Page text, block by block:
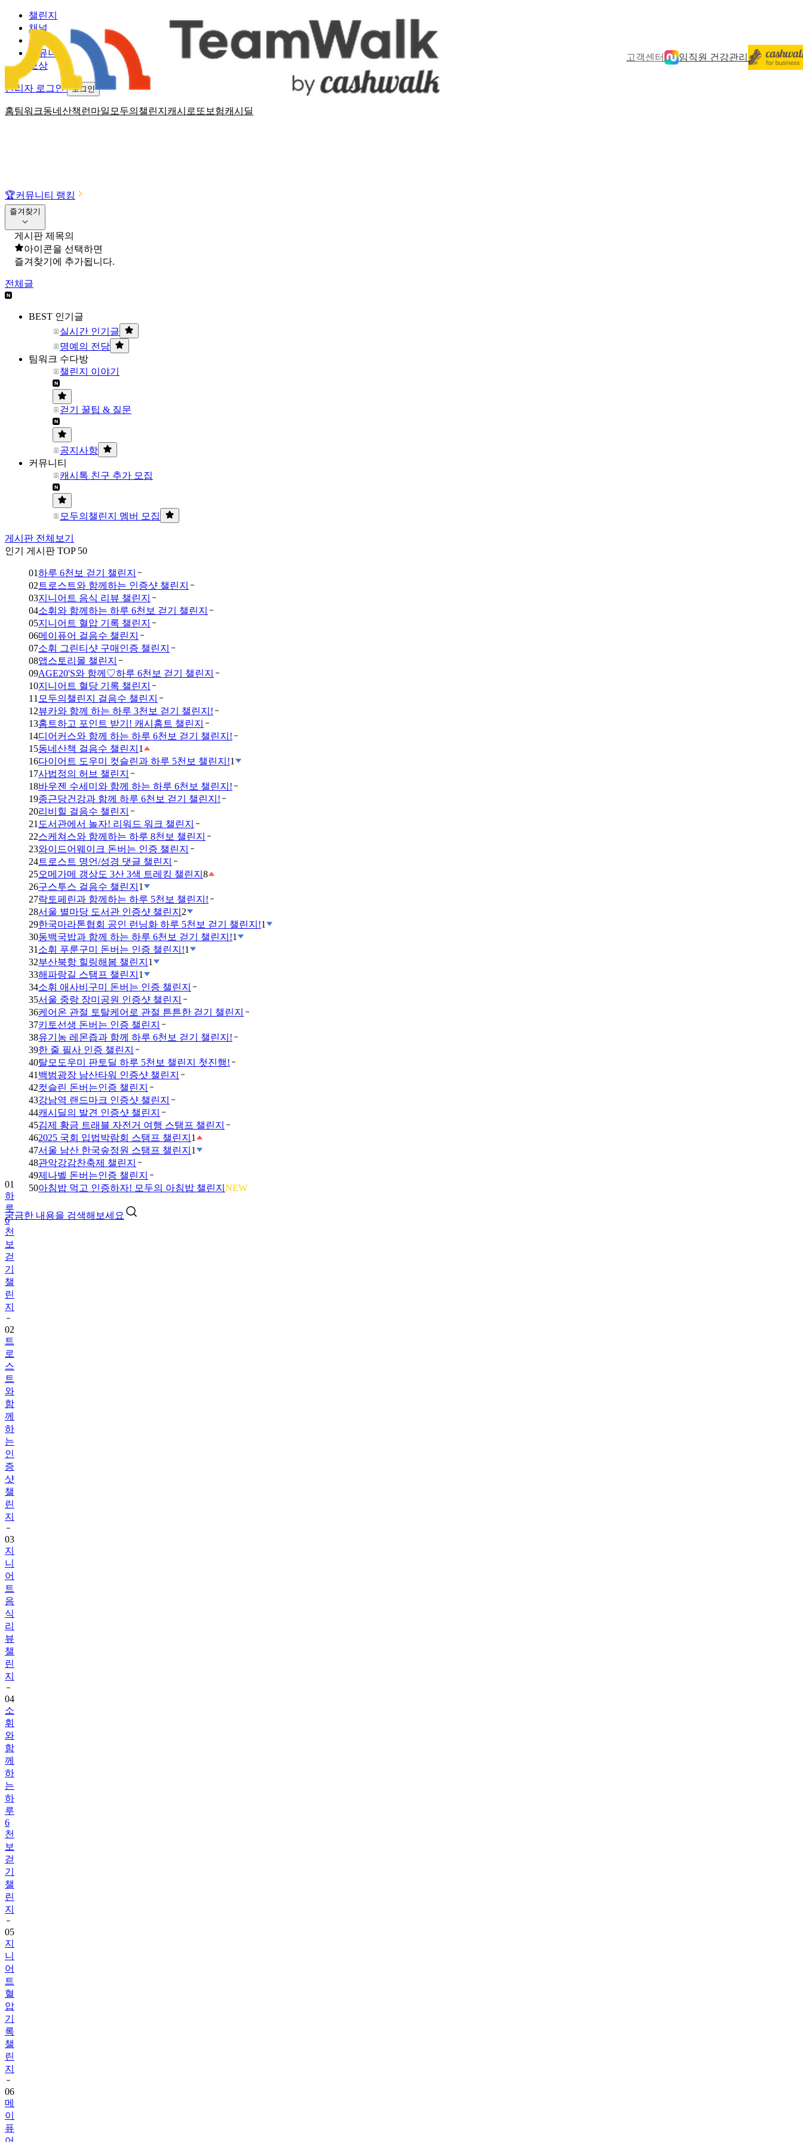
고객센터 임직원 건강관리
홈팀워크동네산책 런마일 모두의챌린지 캐시로또 보험캐시딜
챌린지
채널
소식
커뮤니티
보상
관리자 로그인 로그인
🏆커뮤니티 랭킹
즐겨찾기
게시판 제목의
아이콘을 선택하면
즐겨찾기에 추가됩니다.
전체글
BEST 인기글
실시간 인기글
명예의 전당
팀워크 수다방
챌린지 이야기
걷기 꿀팁 & 질문
공지사항
커뮤니티
캐시톡 친구 추가 모집
모두의챌린지 멤버 모집
게시판 전체보기
인기 게시판 TOP 50
01하루 6천보 걷기 챌린지
02 트로스트와 함께하는 인증샷 챌린지
03지니어트 음식 리뷰 챌린지
04소휘와 함께하는 하루 6천보 걷기 챌린지
05지니어트 혈압 기록 챌린지
06메이퓨어 걸음수 챌린지
07소휘 그린티샷 구매인증 챌린지
08앱스토리몰 챌린지
09AGE20'S와 함께♡하루 6천보 걷기 챌린지
10지니어트 혈당 기록 챌린지
11 모두의챌린지 걸음수 챌린지
12뷰카와 함께 하는 하루 3천보 걷기 챌린지!
13홈트하고 포인트 받기! 캐시홈트 챌린지
14디어커스와 함께 하는 하루 6천보 걷기 챌린지!
15동네산책 걸음수 챌린지 1
16다이어트 도우미 컷슬린과 하루 5천보 챌린지!1
17사법정의 허브 챌린지
18바우젠 수세미와 함께 하는 하루 6천보 챌린지!
19종근당건강과 함께 하루 6천보 걷기 챌린지!
20리비힐 걸음수 챌린지
21 도서관에서 놀자! 리워드 워크 챌린지
22스케쳐스와 함께하는 하루 8천보 챌린지
23와이드어웨이크 돈버는 인증 챌린지
24트로스트 명언/성경 댓글 챌린지
25오메가메 갱상도 3산 3색 트레킹 챌린지 8
26구스투스 걸음수 챌린지 1
27락토페린과 함께하는 하루 5천보 챌린지!
28서울 별마당 도서관 인증샷 챌린지 2
29한국마라톤협회 공인 런닝화 하루 5천보 걷기 챌린지!1
30동백국밥과 함께 하는 하루 6천보 걷기 챌린지!1
31 소휘 푸룬구미 돈버는 인증 챌린지!1
32부산북항 힐링해봄 챌린지 1
33해파랑길 스탬프 챌린지 1
34소휘 애사비구미 돈버는 인증 챌린지
35서울 중랑 장미공원 인증샷 챌린지
36케어온 관절 토탈케어로 관절 튼튼한 걷기 챌린지
37키토선생 돈버는 인증 챌린지
38유기농 레몬즙과 함께 하루 6천보 걷기 챌린지!
39한 줄 필사 인증 챌린지
40탈모도우미 판토딜 하루 5천보 챌린지 첫진행!
41 백범광장 남산타워 인증샷 챌린지
42컷슬린 돈버는인증 챌린지
43강남역 랜드마크 인증샷 챌린지
44캐시딜의 발견 인증샷 챌린지
45김제 황금 트래블 자전거 여행 스탬프 챌린지
462025 국회 입법박람회 스탬프 챌린지 1
47서울 남산 한국숲정원 스탬프 챌린지 1
48관악강감찬축제 챌린지
49제나벨 돈버는인증 챌린지
50아침밥 먹고 인증하자! 모두의 아침밥 챌린지 NEW
궁금한 내용을 검색해보세요
01
하
루
6
천
보
걷
기
챌
린
지
02
트
로
스
트
와
함
께
하
는
인
증
샷
챌
린
지
03
지
니
어
트
음
식
리
뷰
챌
린
지
04
소
휘
와
함
께
하
는
하
루
6
천
보
걷
기
챌
린
지
05
지
니
어
트
혈
압
기
록
챌
린
지
06
메
이
퓨